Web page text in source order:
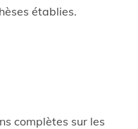
établies.
complètes sur les